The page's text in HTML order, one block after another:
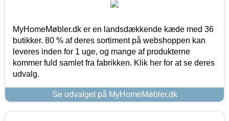
MyHomeMøbler.dk er en landsdækkende kæde med 36
butikker. 80 % af deres sortiment på webshoppen kan
leveres inden for 1 uge, og mange af produkterne
kommer fuld samlet fra fabrikken. Klik her for at se deres
udvalg.
Se udvalget på MyHomeMøbler.dk